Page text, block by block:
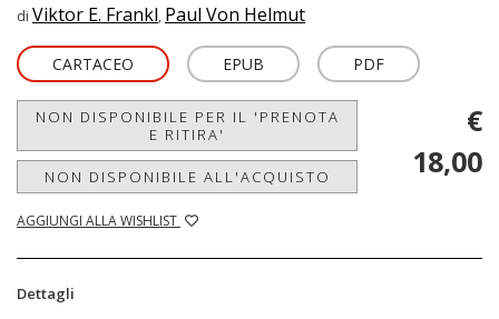
di Viktor E. Frankl, Paul Von Helmut
CARTACEO EPUB PDF
NON DISPONIBILE PER IL 'PRENOTA
E RITIRA'
NON DISPONIBILE ALL'ACQUISTO
AGGIUNGI ALLA WISHLIST
€
18,00
Dettagli